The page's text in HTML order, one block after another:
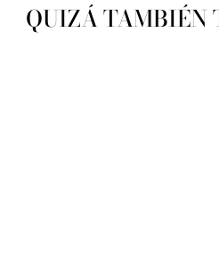
QUIZÁ TAMBIÉN